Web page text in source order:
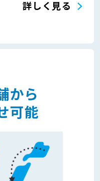
詳しく見る
から
可能